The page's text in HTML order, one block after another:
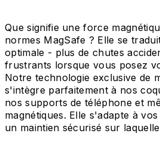
Que signifie une force
normes MagSafe ? Elle se
optimale - plus de chutes
frustrants lorsque vous posez
Notre technologie exclusive de
s'intègre parfaitement à nos
nos supports de téléphone et
magnétiques. Elle s'adapte à
un maintien sécurisé sur